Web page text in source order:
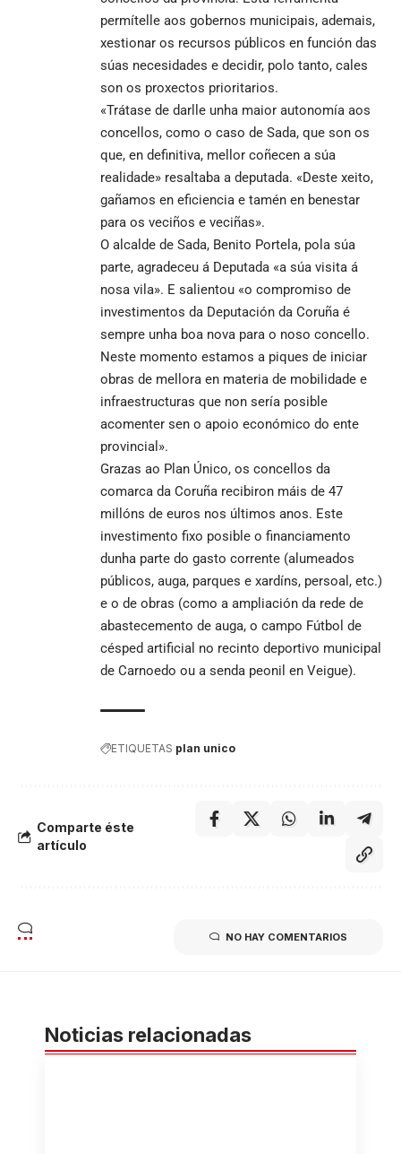
permítelle aos gobernos municipais, ademais,
xestionar os recursos públicos en función das
súas necesidades e decidir, polo tanto, cales
son os proxectos prioritarios.
«Trátase de darlle unha maior autonomía aos
concellos, como o caso de Sada, que son os
que, en definitiva, mellor coñecen a súa
realidade» resaltaba a deputada. «Deste xeito,
gañamos en eficiencia e tamén en benestar
para os veciños e veciñas».
O alcalde de Sada, Benito Portela, pola súa
parte, agradeceu á Deputada «a súa visita á
nosa vila». E salientou «o compromiso de
investimentos da Deputación da Coruña é
sempre unha boa nova para o noso concello.
Neste momento estamos a piques de iniciar
obras de mellora en materia de mobilidade e
infraestructuras que non sería posible
acomenter sen o apoio económico do ente
provincial».
Grazas ao Plan Único, os concellos da
comarca da Coruña recibiron máis de 47
millóns de euros nos últimos anos. Este
investimento fixo posible o financiamento
dunha parte do gasto corrente (alumeados
públicos, auga, parques e xardíns, persoal, etc.)
e o de obras (como a ampliación da rede de
abastecemento de auga, o campo Fútbol de
césped artificial no recinto deportivo municipal
de Carnoedo ou a senda peonil en Veigue).
ETIQUETAS plan unico
Comparte éste
artículo
NO HAY COMENTARIOS
Noticias relacionadas